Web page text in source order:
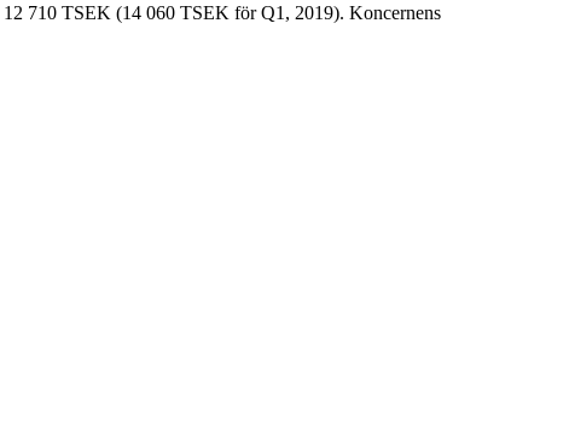
710 TSEK (14 060 TSEK för Q1, 2019). Koncernens